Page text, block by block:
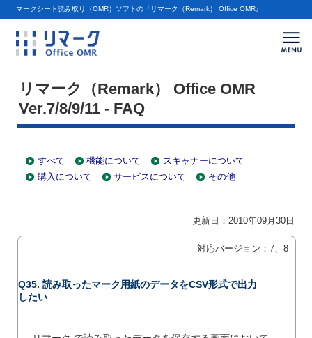
マークシート読み取り（OMR）ソフトの『リマーク（Remark） Office OMR』
ハンモック ホーム»リマーク（Remark） Office OMR»FAQ»機能について
リマーク（Remark） Office OMR
Ver.7/8/9/11 - FAQ
すべて 機能について
スキャナーについて
購入について
サービスについて その他
更新日：2010年09月30日
対応バージョン：7、8
Q35. 読み取ったマーク用紙のデータをCSV形式で出力
したい